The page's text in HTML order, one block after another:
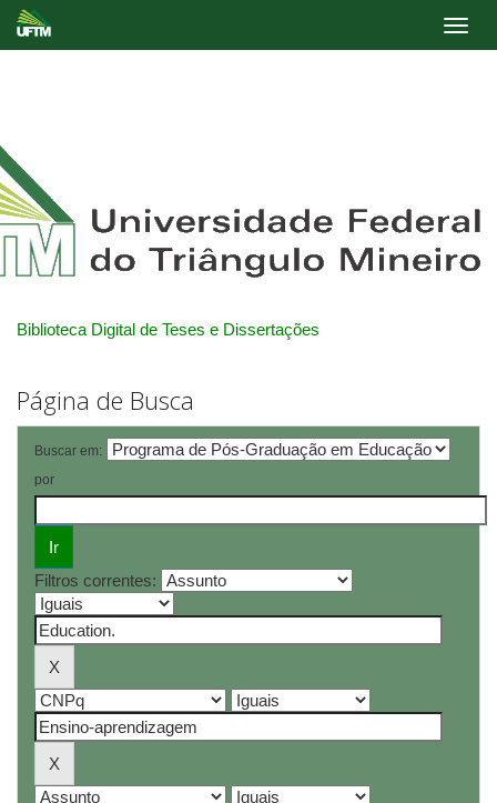
Biblioteca Digital de Teses e Dissertações
Página de Busca
Buscar em:
por
Filtros correntes: